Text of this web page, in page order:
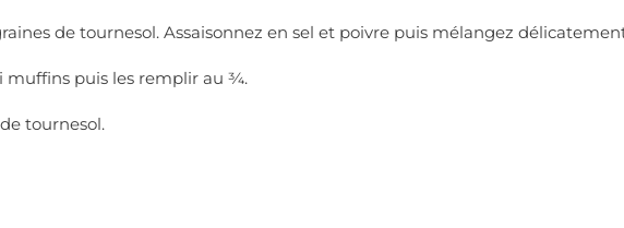
de tournesol. Assaisonnez en sel et poivre puis mélangez
muffins puis les remplir au ¾.
tournesol.